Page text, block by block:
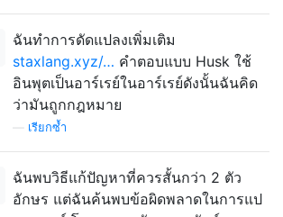
ฉันทำการดัดแปลงเพิ่มเติม
staxlang.xyz/… คำตอบแบบ Husk ใช้
อินพุตเป็นอาร์เรย์ในอาร์เรย์ดังนั้นฉันคิด
ว่ามันถูกกฎหมาย
เรียกซ้ำ
ฉันพบวิธีแก้ปัญหาที่ควรสั้นกว่า 2 ตัว
อักษร แต่ฉันค้นพบข้อผิดพลาดในการแป